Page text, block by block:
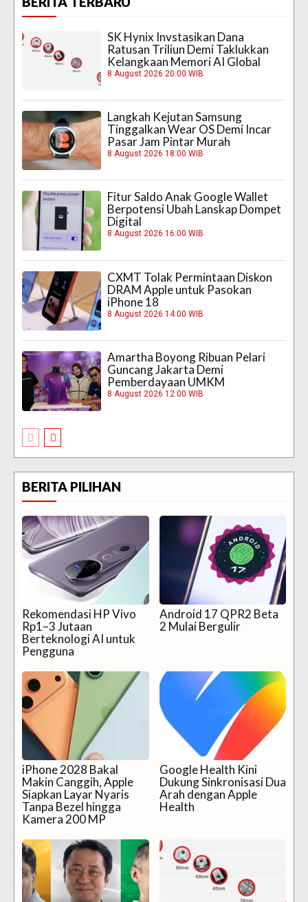
SK Hynix Invstasikan Dana
Ratusan Triliun Demi Taklukkan
Kelangkaan Memori AI Global
8 August 2026 20:00 WIB
Langkah Kejutan Samsung
Tinggalkan Wear OS Demi Incar
Pasar Jam Pintar Murah
8 August 2026 18:00 WIB
Fitur Saldo Anak Google Wallet
Berpotensi Ubah Lanskap Dompet
Digital
8 August 2026 16:00 WIB
CXMT Tolak Permintaan Diskon
DRAM Apple untuk Pasokan
iPhone 18
8 August 2026 14:00 WIB
Amartha Boyong Ribuan Pelari
Guncang Jakarta Demi
Pemberdayaan UMKM
8 August 2026 12:00 WIB
BERITA PILIHAN
Rekomendasi HP Vivo
Rp1–3 Jutaan
Berteknologi AI untuk
Pengguna
Android 17 QPR2 Beta
2 Mulai Bergulir
iPhone 2028 Bakal
Makin Canggih, Apple
Siapkan Layar Nyaris
Tanpa Bezel hingga
Kamera 200 MP
Google Health Kini
Dukung Sinkronisasi Dua
Arah dengan Apple
Health